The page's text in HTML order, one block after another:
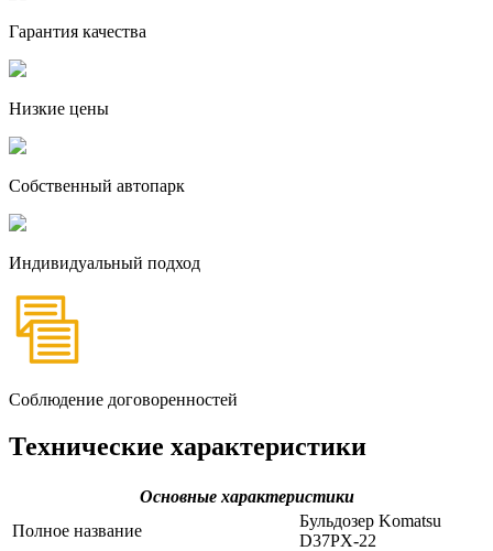
Гарантия качества
Низкие цены
Собственный автопарк
Индивидуальный подход
Соблюдение договоренностей
Технические характеристики
Основные характеристики
Полное название
Бульдозер Komatsu
D37PX-22